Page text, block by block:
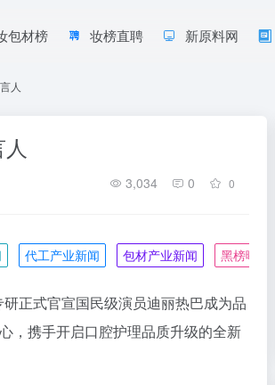
包材榜 妆榜直聘 新原料网
人
3,034 0 0
代工产业新闻 包材产业新闻 黑榜曝光台
正式官宣国民级演员迪丽热巴成为品
，携手开启口腔护理品质升级的全新